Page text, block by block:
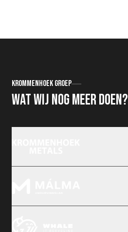
Krommenhoek groep
Wat wij nog meer doen?